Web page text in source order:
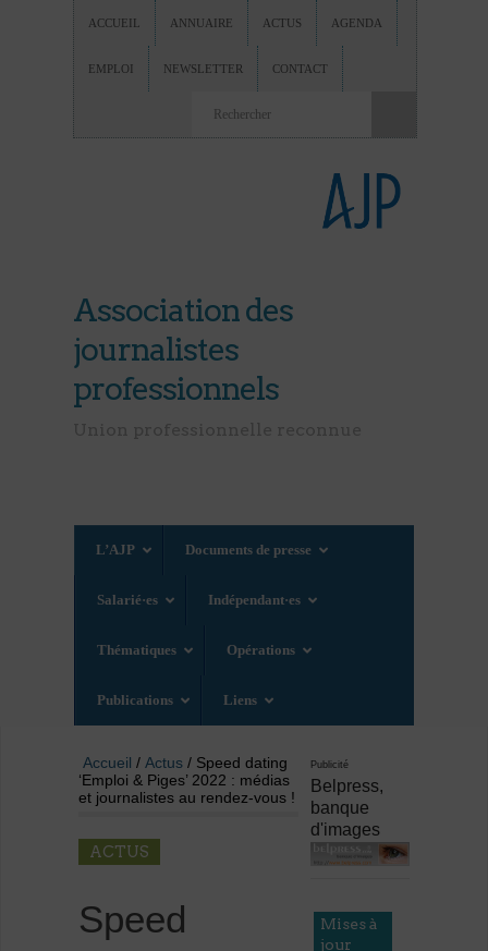
ACCUEIL ANNUAIRE ACTUS AGENDA
EMPLOI NEWSLETTER CONTACT
Association des
journalistes
professionnels
L’AJP Documents de presse
Salarié·es Indépendant·es
Thématiques Opérations
Publications Liens
Accueil / Actus/ Speed dating
‘Emploi & Piges’ 2022 : médias
et journalistes au rendez-vous !
ACTUS
Speed
Publicité
Belpress,
banque
d'images
Mises à
jour